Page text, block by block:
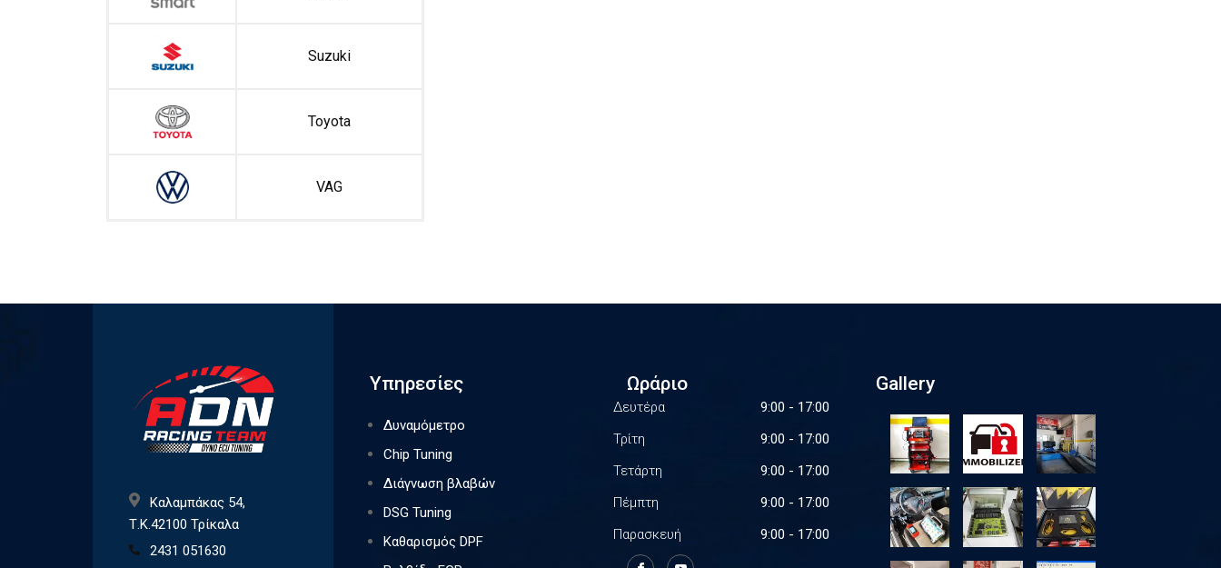
Suzuki
Toyota
VAG
Καλαμπάκας 54,
Τ.Κ.42100 Τρίκαλα
2431 051630
Υπηρεσίες
Δυναμόμετρο
Chip Tuning
Διάγνωση βλαβών
DSG Tuning
Καθαρισμός DPF
Ωράριο
Δευτέρα
9:00 - 17:00
Τρίτη
9:00 - 17:00
Τετάρτη
9:00 - 17:00
Πέμπτη
9:00 - 17:00
Παρασκευή
9:00 - 17:00
Gallery